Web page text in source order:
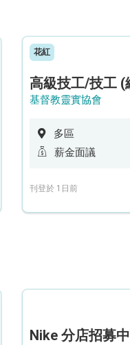
花紅
基督教靈實協會
多區
薪金面議
刊登於 1日前
Nike 分店招募中